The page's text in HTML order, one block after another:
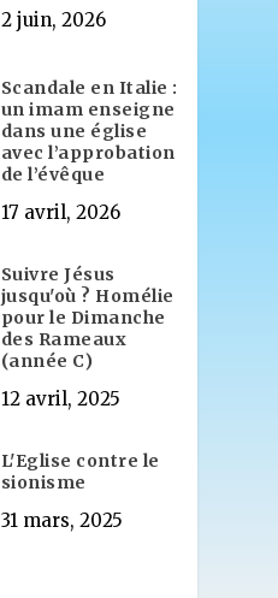
2 juin, 2026
Scandale en Italie :
un imam enseigne
dans une église
avec l’approbation
de l’évêque
17 avril, 2026
Suivre Jésus
jusqu'où ? Homélie
pour le Dimanche
des Rameaux
(année C)
12 avril, 2025
L'Eglise contre le
sionisme
31 mars, 2025